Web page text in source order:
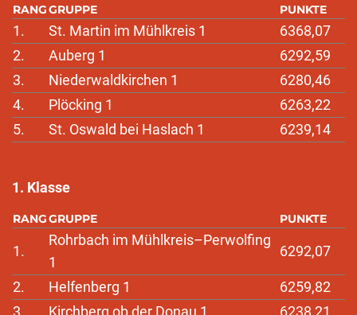
RANGGRUPPE PUNKTE
1. St. Martin im Mühlkreis 1
6368,07
2.
Auberg 1
6292,59
3.
Niederwaldkirchen 1
6280,46
4.
Plöcking 1
6263,22
5.
St. Oswald bei Haslach 1 6239,14
1. Klasse
RANGGRUPPE PUNKTE
1.
Rohrbach im Mühlkreis–Perwolfing
1
6292,07
2. Helfenberg 1
6259,82
3.
Kirchberg ob der Donau 1 6238,21